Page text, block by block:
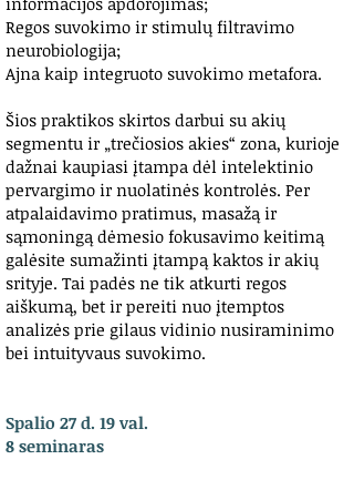
Regos suvokimo ir stimulų filtravimo
neurobiologija;
Ajna kaip integruoto suvokimo metafora.
Šios praktikos skirtos darbui su akių
segmentu ir „trečiosios akies“ zona, kurioje
dažnai kaupiasi įtampa dėl intelektinio
pervargimo ir nuolatinės kontrolės. Per
atpalaidavimo pratimus, masažą ir
sąmoningą dėmesio fokusavimo keitimą
galėsite sumažinti įtampą kaktos ir akių
srityje. Tai padės ne tik atkurti regos
aiškumą, bet ir pereiti nuo įtemptos
analizės prie gilaus vidinio nusiraminimo
bei intuityvaus suvokimo.
Spalio 27 d. 19 val.
8 seminaras